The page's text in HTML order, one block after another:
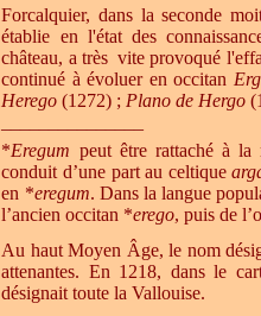
Forcalquier, dans la seconde
établie en l'état des
château, a très vite provoqué
continué à évoluer en occitan
Herego (1272) ; Plano de Hergo
*Eregum peut être rattaché à la
conduit d’une part au celtique
en *eregum. Dans la langue
l’ancien occitan *erego, puis de
Au haut Moyen Âge, le nom
attenantes. En 1218, dans le
désignait toute la Vallouise.